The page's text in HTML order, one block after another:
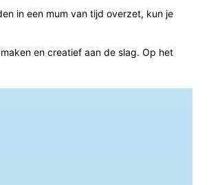
in een mum van tijd overzet, kun je
maken en creatief aan de slag. Op het